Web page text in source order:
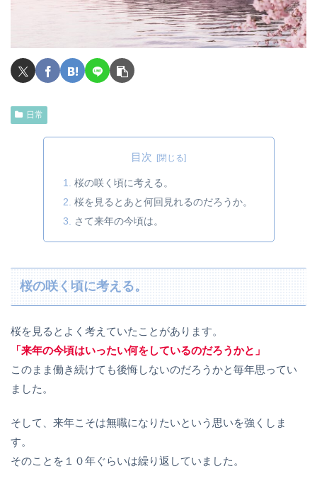
日常
目次
桜の咲く頃に考える。
桜を見るとあと何回見れるのだろうか。
さて来年の今頃は。
桜の咲く頃に考える。
桜を見るとよく考えていたことがあります。
「来年の今頃はいったい何をしているのだろうかと」
このまま働き続けても後悔しないのだろうかと毎年思ってい
ました。
そして、来年こそは無職になりたいという思いを強くしま
す。
そのことを１０年ぐらいは繰り返していました。